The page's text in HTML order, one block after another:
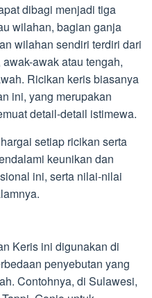
dibagi menjadi tiga
wilahan, bagian ganja
wilahan sendiri terdiri dari
awak atau tengah,
Ricikan keris biasanya
ini, yang merupakan
detail-detail istimewa.
setiap ricikan serta
keunikan dan
ini, serta nilai-nilai
Keris ini digunakan di
penyebutan yang
Contohnya, di Sulawesi,